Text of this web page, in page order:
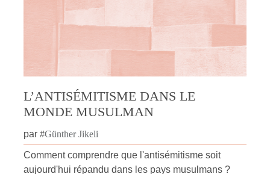
L’ANTISÉMITISME DANS LE
MONDE MUSULMAN
par #Günther Jikeli
Comment comprendre que l'antisémitisme soit
aujourd'hui répandu dans les pays musulmans ?